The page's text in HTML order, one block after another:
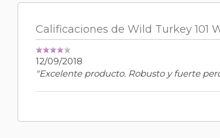
Calificaciones de Wild Turkey 101
12/09/2018
"Excelente producto. Robusto y fuerte